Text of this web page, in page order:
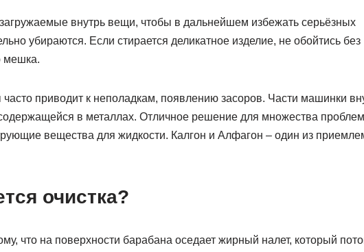
внутрь вещи, чтобы в дальнейшем избежать серьёзных
убираются. Если стирается деликатное изделие, не обойтись без
мешка.
приводит к неполадкам, появлению засоров. Части машинки
в металлах. Отличное решение для множества
вещества для жидкости. Калгон и Алфагон – один из
очистка?
что на поверхности барабана оседает жирный налет, который